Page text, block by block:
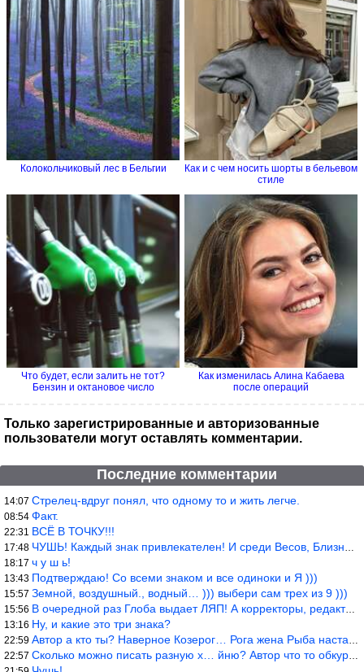
Колокольчиковый лес в Бельгии
Как и с чем носить шорты в бельевом
стиле
Что будет, если залить не тот?
Бензин и октановое число
Как изменилась Алина Кабаева
после операций
Только зарегистрированные и авторизованные
пользователи могут оставлять комментарии.
Последние комментарии
14:07 Стрелец-вдруг понял, что одному то и жить легче.
08:54 Факт.
22:31 ВСЁ В ТОЧКУ!!!
17:48 ЧУШЬ! Каждый знак привлекателен! И среди Весов, Близнецов встреч
18:17 ч у ш ь!
13:43 Подтверждаю! Со всеми знаком и все одиноки и Я )))
15:57 Земной, воздушный., водный… ))) выбери сам трех из 9 )))
15:56 В очередной раз Глоба выдает ЛЯП! А корректоры, редакторы пропус
13:16 Ну, и какие это три знака?
22:59 Автор а кто ты? Наверное Козерог… Рога жена Рыба наставила ))
22:57 Сколько можно писать разную х… йню? Автор что то обкурился?